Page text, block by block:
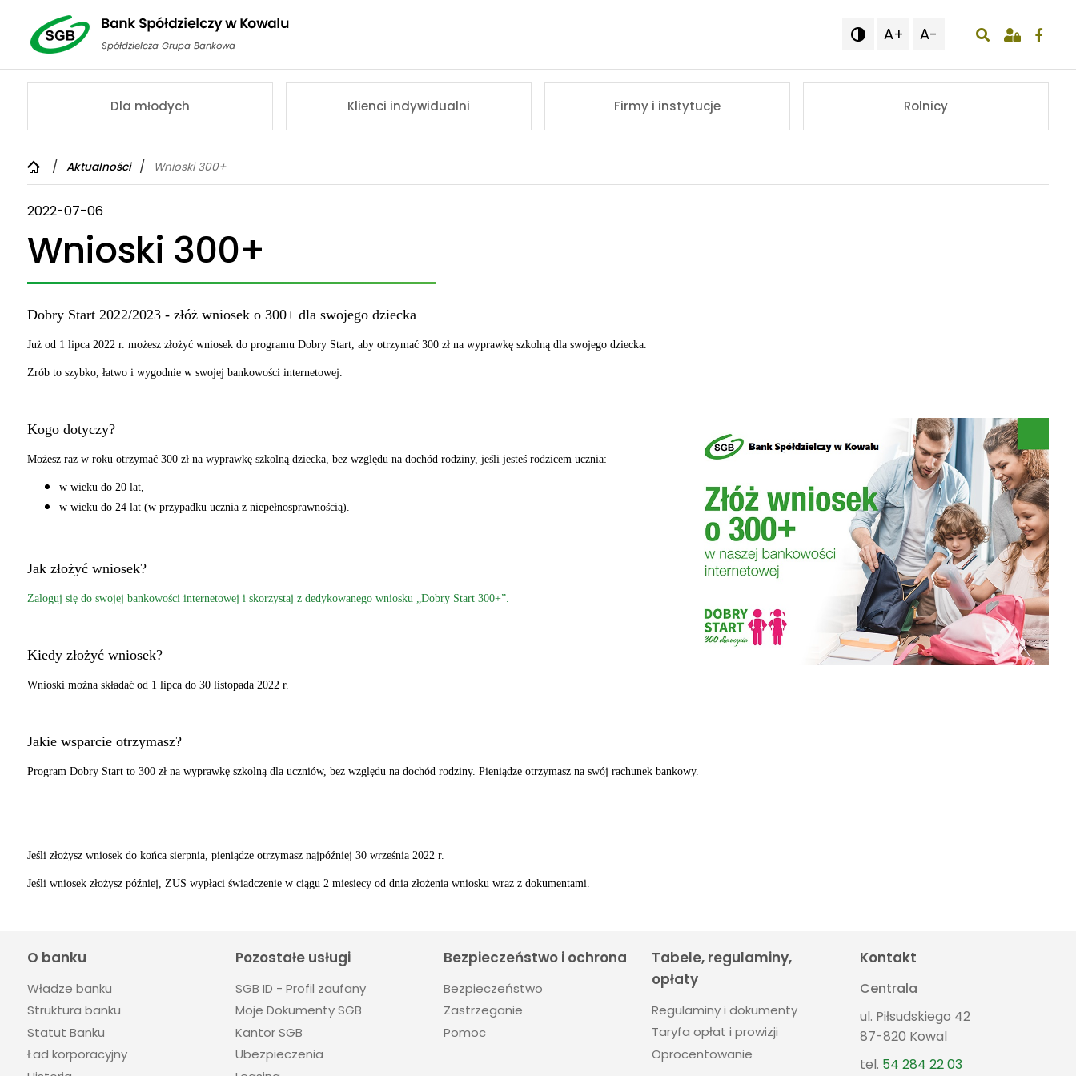
 A+ A-
Dla młodych Klienci indywidualni Firmy i instytucje Rolnicy
Aktualności Wnioski 300+
2022-07-06
Wnioski 300+
Dobry Start 2022/2023 - złóż wniosek o 300+ dla swojego dziecka
Już od 1 lipca 2022 r. możesz złożyć wniosek do programu Dobry Start, aby otrzymać 300 zł na wyprawkę szkolną dla swojego dziecka.
Zrób to szybko, łatwo i wygodnie w swojej bankowości internetowej.
Kogo dotyczy?
Możesz raz w roku otrzymać 300 zł na wyprawkę szkolną dziecka, bez względu na dochód rodziny, jeśli jesteś rodzicem ucznia:
w wieku do 20 lat,
w wieku do 24 lat (w przypadku ucznia z niepełnosprawnością).
Jak złożyć wniosek?
Zaloguj się do swojej bankowości internetowej i skorzystaj z dedykowanego wniosku „Dobry Start 300+”.
Kiedy złożyć wniosek?
Wnioski można składać od 1 lipca do 30 listopada 2022 r.
Jakie wsparcie otrzymasz?
Program Dobry Start to 300 zł na wyprawkę szkolną dla uczniów, bez względu na dochód rodziny. Pieniądze otrzymasz na swój rachunek bankowy.
Jeśli złożysz wniosek do końca sierpnia, pieniądze otrzymasz najpóźniej 30 września 2022 r.
Jeśli wniosek złożysz później, ZUS wypłaci świadczenie w ciągu 2 miesięcy od dnia złożenia wniosku wraz z dokumentami.
O banku
Władze banku
Struktura banku
Statut Banku
Ład korporacyjny
Pozostałe usługi
SGB ID - Profil zaufany
Moje Dokumenty SGB
Kantor SGB
Ubezpieczenia
Bezpieczeństwo i ochrona
Bezpieczeństwo
Zastrzeganie
Pomoc
Tabele, regulaminy,
opłaty
Regulaminy i dokumenty
Taryfa opłat i prowizji
Oprocentowanie
Kontakt
Centrala
ul. Piłsudskiego 42
87-820 Kowal
tel. 54 284 22 03